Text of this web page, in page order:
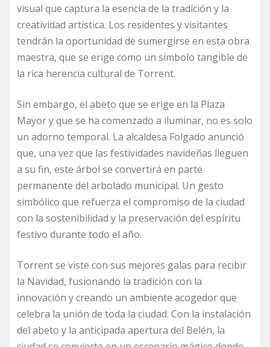
visual que captura la esencia de la tradición y la
creatividad artística. Los residentes y visitantes
tendrán la oportunidad de sumergirse en esta obra
maestra, que se erige como un símbolo tangible de
la rica herencia cultural de Torrent.
Sin embargo, el abeto que se erige en la Plaza
Mayor y que se ha comenzado a iluminar, no es solo
un adorno temporal. La alcaldesa Folgado anunció
que, una vez que las festividades navideñas lleguen
a su fin, este árbol se convertirá en parte
permanente del arbolado municipal. Un gesto
simbólico que refuerza el compromiso de la ciudad
con la sostenibilidad y la preservación del espíritu
festivo durante todo el año.
Torrent se viste con sus mejores galas para recibir
la Navidad, fusionando la tradición con la
innovación y creando un ambiente acogedor que
celebra la unión de toda la ciudad. Con la instalación
del abeto y la anticipada apertura del Belén, la